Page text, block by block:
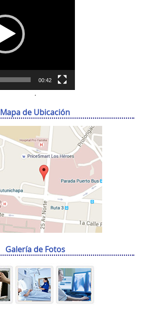
00:42
.
Mapa de Ubicación
Galería de Fotos